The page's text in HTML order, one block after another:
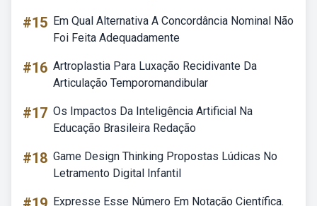
#15 Em Qual Alternativa A Concordância Nominal Não
Foi Feita Adequadamente
#16 Artroplastia Para Luxação Recidivante Da
Articulação Temporomandibular
#17 Os Impactos Da Inteligência Artificial Na
Educação Brasileira Redação
#18 Game Design Thinking Propostas Lúdicas No
Letramento Digital Infantil
Expresse Esse Número Em Notação Científica.